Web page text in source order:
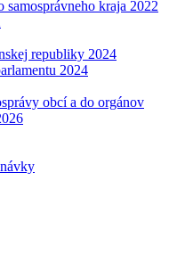
kraja 2022
republiky 2024
2024
obcí a do orgánov